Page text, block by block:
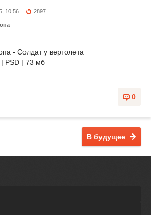
10:56 2897
- Солдат у вертолета
PSD | 73 мб
0
В будущее